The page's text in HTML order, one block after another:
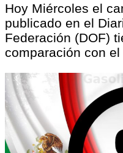
Hoy Miércoles el
publicado en el
Federación (DOF)
comparación con